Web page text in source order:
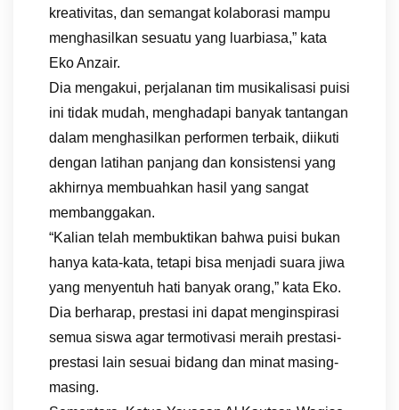
kreativitas, dan semangat kolaborasi mampu
menghasilkan sesuatu yang luarbiasa,” kata
Eko Anzair.
Dia mengakui, perjalanan tim musikalisasi puisi
ini tidak mudah, menghadapi banyak tantangan
dalam menghasilkan performen terbaik, diikuti
dengan latihan panjang dan konsistensi yang
akhirnya membuahkan hasil yang sangat
membanggakan.
“Kalian telah membuktikan bahwa puisi bukan
hanya kata-kata, tetapi bisa menjadi suara jiwa
yang menyentuh hati banyak orang,” kata Eko.
Dia berharap, prestasi ini dapat menginspirasi
semua siswa agar termotivasi meraih prestasi-
prestasi lain sesuai bidang dan minat masing-
masing.